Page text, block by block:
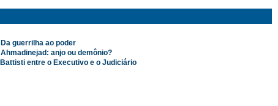
Da guerrilha ao poder
Ahmadinejad: anjo ou demônio?
Battisti entre o Executivo e o Judiciário